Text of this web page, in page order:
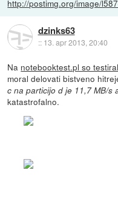
http://postimg.org/image/
dzinks63
:: 13. apr 2013, 20:40
Na notebooktest.pl so
moral delovati bistveno
c na particijo d je 11,7 MB/s
katastrofalno.